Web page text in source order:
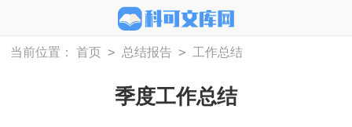
当前位置： 首页 > 总结报告 > 工作总结
季度工作总结